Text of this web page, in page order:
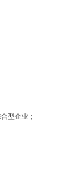
型企业；